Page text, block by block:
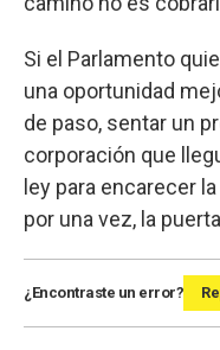
Si el Parlamento
una oportunidad
de paso, sentar un
corporación que
ley para encarecer
por una vez, la
¿Encontraste un error?